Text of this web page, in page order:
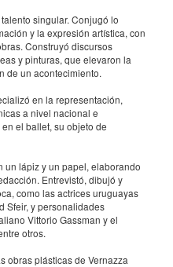
singular. Conjugó lo
y la expresión artística, con
Construyó discursos
y pinturas, que elevaron la
de un acontecimiento.
en la representación,
a nivel nacional e
el ballet, su objeto de
un lápiz y un papel, elaborando
Entrevistó, dibujó y
como las actrices uruguayas
Sfeir, y personalidades
Vittorio Gassman y el
otros.
obras plásticas de Vernazza